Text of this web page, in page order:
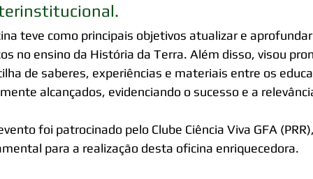
teve como principais objetivos atualizar e
no ensino da História da Terra. Além disso, visou
de saberes, experiências e materiais entre os
alcançados, evidenciando o sucesso e a
foi patrocinado pelo Clube Ciência Viva GFA
para a realização desta oficina enriquecedora.